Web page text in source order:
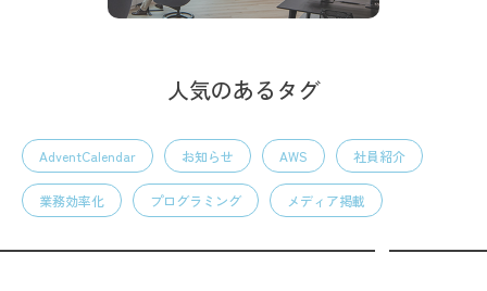
人気のあるタグ
AdventCalendar お知らせ AWS 社員紹介
業務効率化 プログラミング メディア掲載